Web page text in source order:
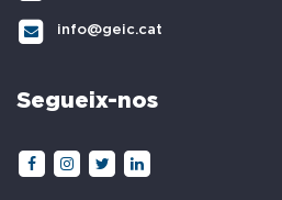
info@geic.cat
Segueix-nos